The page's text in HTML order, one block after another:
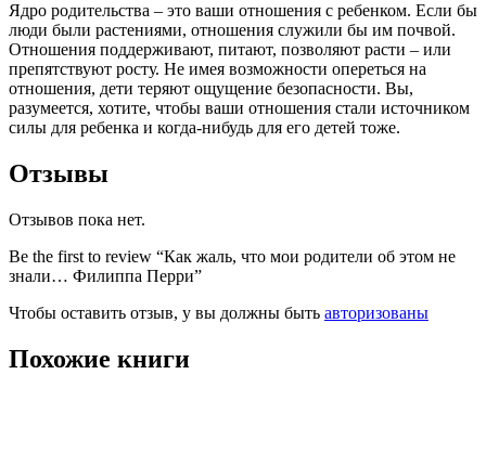
Ядро родительства – это ваши отношения с ребенком. Если бы
люди были растениями, отношения служили бы им почвой.
Отношения поддерживают, питают, позволяют расти – или
препятствуют росту. Не имея возможности опереться на
отношения, дети теряют ощущение безопасности. Вы,
разумеется, хотите, чтобы ваши отношения стали источником
силы для ребенка и когда-нибудь для его детей тоже.
Отзывы
Отзывов пока нет.
Be the first to review “Как жаль, что мои родители об этом не
знали… Филиппа Перри”
Чтобы оставить отзыв, у вы должны быть авторизованы
Похожие книги